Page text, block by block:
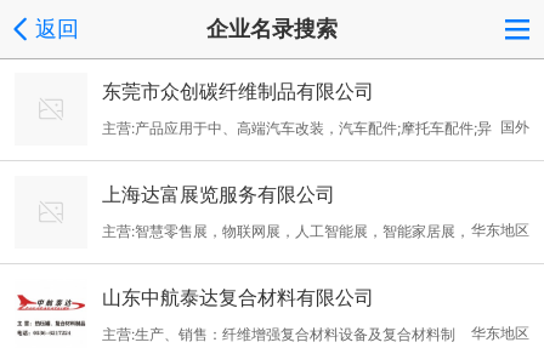
返回 企业名录搜索
东莞市众创碳纤维制品有限公司
国外
主营:产品应用于中、高端汽车改装，汽车配件;摩托车配件;异
形件;结构件;军工品;航空用品; 运动用品;无人机配件;水上用品;医疗
用品安全防护;运动、休闲;航空航天;工程及 工程设计;道路交通;电
器;医用;军工;汽车。
上海达富展览服务有限公司
华东地区
主营:智慧零售展，物联网展，人工智能展，智能家居展，
广告标识展，汽车内饰展
山东中航泰达复合材料有限公司
华东地区
主营:生产、销售：纤维增强复合材料设备及复合材料制